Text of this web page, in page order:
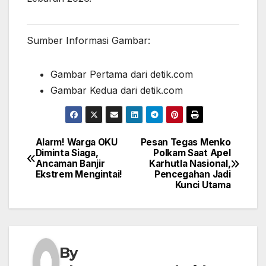
Sumber Informasi Gambar:
Gambar Pertama dari detik.com
Gambar Kedua dari detik.com
Post
navigation
Pesan Tegas Menko
Polkam Saat Apel
Karhutla Nasional,
Pencegahan Jadi
Kunci Utama
Alarm! Warga OKU
Diminta Siaga,
Ancaman Banjir
Ekstrem Mengintai!
By